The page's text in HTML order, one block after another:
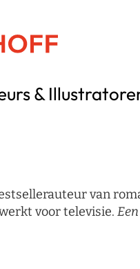
&
van
voor televisie.